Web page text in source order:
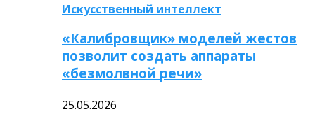
Искусственный интеллект
«Калибровщик» моделей жестов
позволит создать аппараты
«безмолвной речи»
25.05.2026